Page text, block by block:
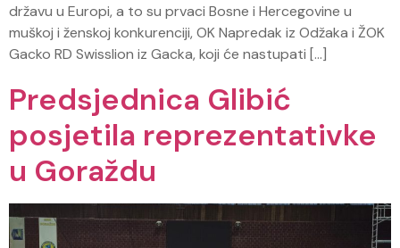
državu u Europi, a to su prvaci Bosne i Hercegovine u
muškoj i ženskoj konkurenciji, OK Napredak iz Odžaka i ŽOK
Gacko RD Swisslion iz Gacka, koji će nastupati […]
Predsjednica Glibić
posjetila reprezentativke
u Goraždu